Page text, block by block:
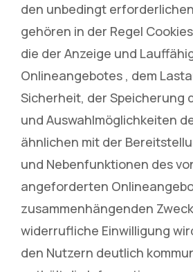
den unbedingt
gehören in der Regel
die der Anzeige und
Onlineangebotes , dem
Sicherheit, der Speicherung
und Auswahlmöglichkeiten
ähnlichen mit der
und Nebenfunktionen des
angeforderten
zusammenhängenden
widerrufliche Einwilligung
den Nutzern deutlich